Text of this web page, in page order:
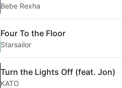
Bebe Rexha
Four To the Floor
Starsailor
Turn the Lights Off (feat. Jon)
KATO